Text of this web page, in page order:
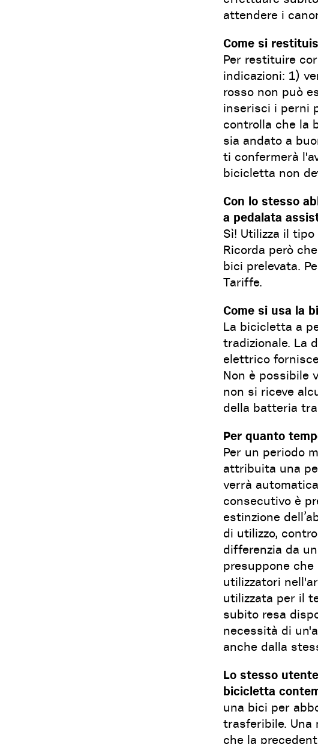
attendere i
Come si
Per restituire
indicazioni: 1)
rosso non può
inserisci i perni
controlla che la
sia andato a
ti confermerà
bicicletta non
Con lo stesso
a pedalata
Sì! Utilizza il
Ricorda però
bici prelevata.
Tariffe.
Come si usa la
La bicicletta a
tradizionale. La
elettrico
Non è possibile
non si riceve
della batteria
Per quanto
Per un periodo
attribuita una
verrà
consecutivo è
estinzione
di utilizzo,
differenzia da
presuppone
utilizzatori
utilizzata per il
subito resa
necessità di
anche dalla
Lo stesso
bicicletta
una bici per
trasferibile. Una
che la